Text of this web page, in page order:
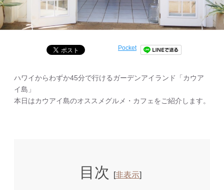
Pocket
ハワイからわずか45分で行けるガーデンアイランド「カウア
イ島」
本日はカウアイ島のオススメグルメ・カフェをご紹介します。
目次 [非表示]